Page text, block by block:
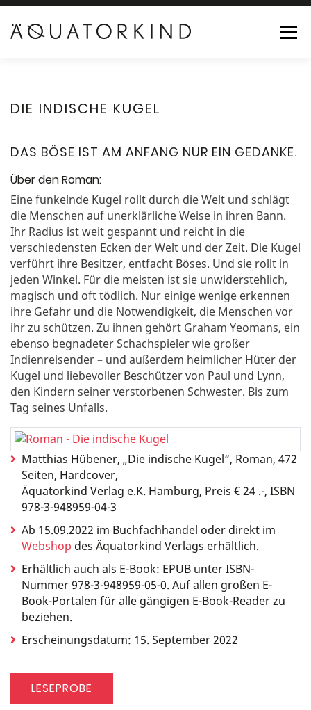
Menü
DIE INDISCHE KUGEL
DAS BÖSE IST AM ANFANG NUR EIN GEDANKE.
Über den Roman:
Eine funkelnde Kugel rollt durch die Welt und schlägt
die Menschen auf unerklärliche Weise in ihren Bann.
Ihr Radius ist weit gespannt und reicht in die
verschiedensten Ecken der Welt und der Zeit. Die Kugel
verführt ihre Besitzer, entfacht Böses. Und sie rollt in
jeden Winkel. Für die meisten ist sie unwiderstehlich,
magisch und oft tödlich. Nur einige wenige erkennen
ihre Gefahr und die Notwendigkeit, die Menschen vor
ihr zu schützen. Zu ihnen gehört Graham Yeomans, ein
ebenso begnadeter Schachspieler wie großer
Indienreisender – und außerdem heimlicher Hüter der
Kugel und liebevoller Beschützer von Paul und Lynn,
den Kindern seiner verstorbenen Schwester. Bis zum
Tag seines Unfalls.
Matthias Hübener, „Die indische Kugel“, Roman, 472
Seiten, Hardcover,
Äquatorkind Verlag e.K. Hamburg, Preis € 24 .-, ISBN
978-3-948959-04-3
Ab 15.09.2022 im Buchfachhandel oder direkt im
Webshop des Äquatorkind Verlags erhältlich.
Erhältlich auch als E-Book: EPUB unter ISBN-
Nummer 978-3-948959-05-0. Auf allen großen E-
Book-Portalen für alle gängigen E-Book-Reader zu
beziehen.
Erscheinungsdatum: 15. September 2022
LESEPROBE